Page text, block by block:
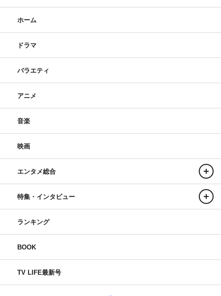
ホーム
ドラマ
バラエティ
アニメ
音楽
映画
エンタメ総合
特集・インタビュー
ランキング
BOOK
TV LIFE最新号